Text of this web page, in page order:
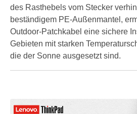
des Rasthebels vom Stecker
beständigem PE-Außenmantel,
Outdoor-Patchkabel eine sichere
Gebieten mit starken
die der Sonne ausgesetzt sind.